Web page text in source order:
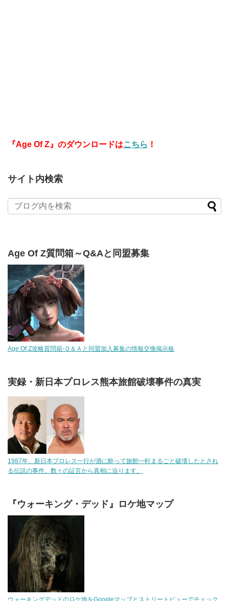
『Age Of Z』のダウンロードはこちら ！
サイト内検索
Age Of Z質問箱～Q&Aと同盟募集
Age Of Z攻略質問箱-Ｑ＆Ａと同盟加入募集の情報交換掲示板
実録・新日本プロレス熊本旅館破壊事件の真実
1987年、新日本プロレス一行が酒に酔って旅館一軒まるごと破壊したとされ
る伝説の事件。数々の証言から真相に迫ります。
『ウォーキング・デッド』ロケ地マップ